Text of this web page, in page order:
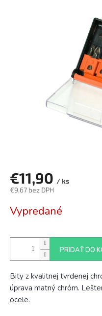
€11,90 / ks
€9,67 bez DPH
cena:
Vypredané
PRIDAŤ DO
Bity z kvalitnej tvrdenej
úprava matný chróm.
ocele.